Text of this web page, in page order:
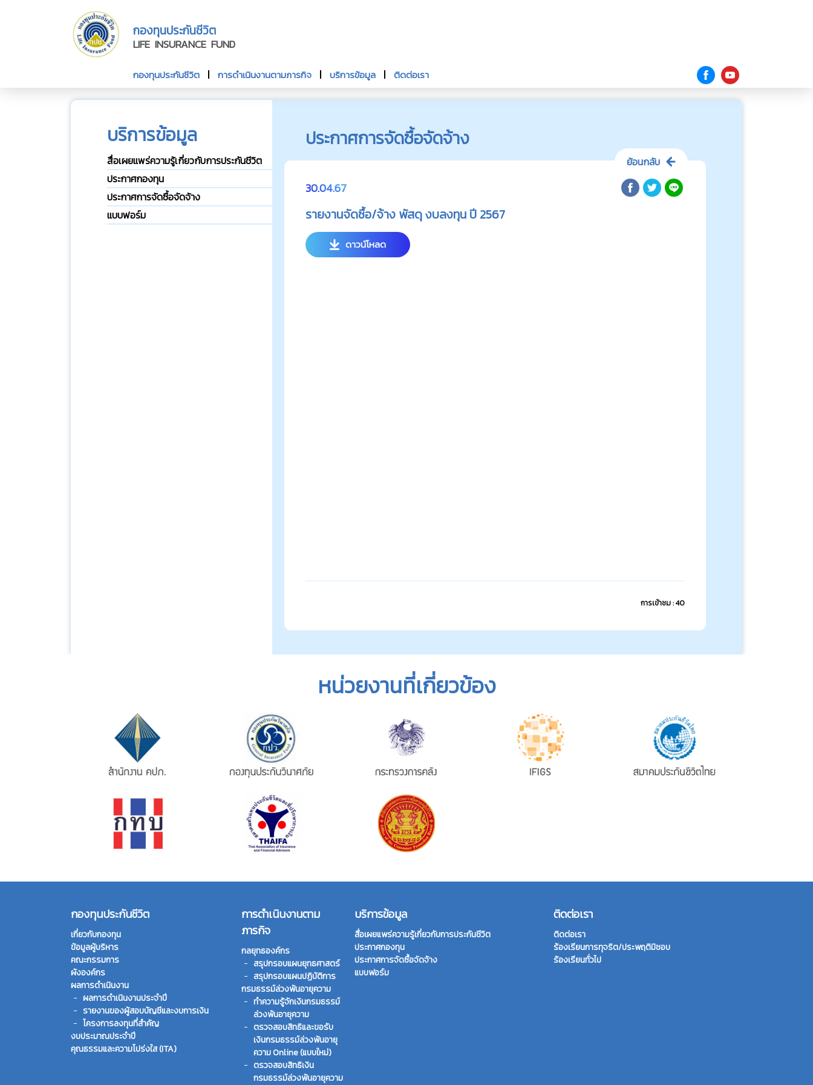
กองทุนประกันชีวิต
LIFE INSURANCE FUND
กองทุนประกันชีวิต การดำเนินงานตามภารกิจ บริการข้อมูล ติดต่อเรา
บริการข้อมูล
สื่อเผยแพร่ความรู้เกี่ยวกับการประกันชีวิต
ประกาศกองทุน
ประกาศการจัดซื้อจัดจ้าง
แบบฟอร์ม
ประกาศการจัดซื้อจัดจ้าง
ย้อนกลับ
30.04.67
รายงานจัดซื้อ/จ้าง พัสดุ งบลงทุน ปี 2567
ดาวน์โหลด
การเข้าชม : 40
หน่วยงานที่เกี่ยวข้อง
กองทุนประกันชีวิต
เกี่ยวกับกองทุน
ข้อมูลผู้บริหาร
คณะกรรมการ
ผังองค์กร
ผลการดำเนินงาน
ผลการดำเนินงานประจำปี
รายงานของผู้สอบบัญชีและงบการเงิน
โครงการลงทุนที่สำคัญ
งบประมาณประจำปี
คุณธรรมและความโปร่งใส (ITA)
การดำเนินงานตาม
ภารกิจ
กลยุทธองค์กร
สรุปกรอบแผนยุทธศาสตร์
สรุปกรอบแผนปฏิบัติการ
กรมธรรม์ล่วงพ้นอายุความ
ทําความรู้จักเงินกรมธรรม์
ล่วงพ้นอายุความ
ตรวจสอบสิทธิและขอรับ
เงินกรมธรรม์ล่วงพ้นอายุ
ความ Online (แบบใหม่)
ตรวจสอบสิทธิเงิน
กรมธรรม์ล่วงพ้นอายุความ
บริการข้อมูล
สื่อเผยแพร่ความรู้เกี่ยวกับการประกันชีวิต
ประกาศกองทุน
ประกาศการจัดซื้อจัดจ้าง
แบบฟอร์ม
ติดต่อเรา
ติดต่อเรา
ร้องเรียนการทุจริต/ประพฤติมิชอบ
ร้องเรียนทั่วไป